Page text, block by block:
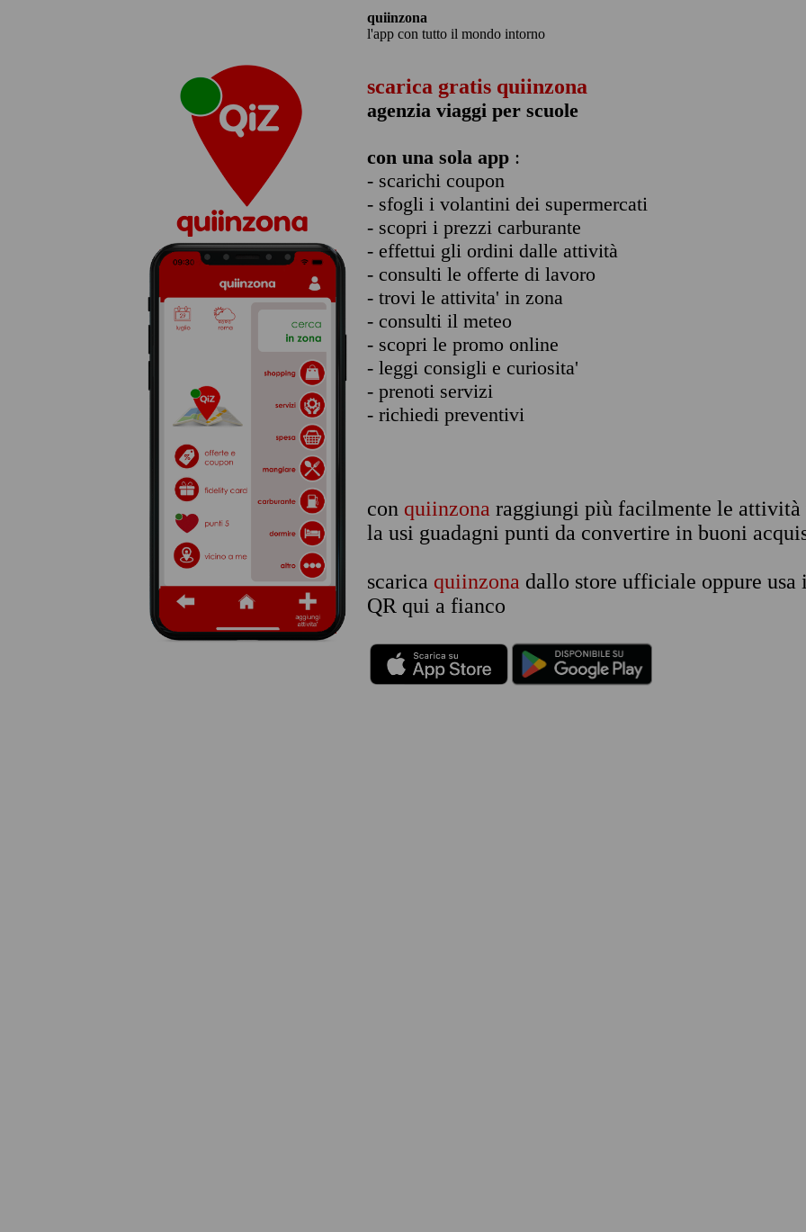
quiinzona
l'app con tutto il mondo intorno
scarica gratis quiinzona
agenzia viaggi per scuole
con una sola app :
- scarichi coupon
- sfogli i volantini dei supermercati
- scopri i prezzi carburante
- effettui gli ordini dalle attività
- consulti le offerte di lavoro
- trovi le attivita' in zona
- consulti il meteo
- scopri le promo online
- leggi consigli e curiosita'
- prenoti servizi
- richiedi preventivi
con quiinzona raggiungi più facilmente le attività
la usi guadagni punti da convertire in buoni
scarica quiinzona dallo store ufficiale oppure usa
QR qui a fianco